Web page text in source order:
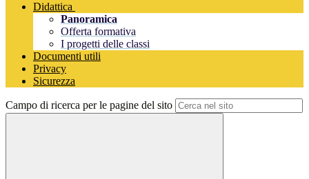
Didattica
Panoramica
Offerta formativa
I progetti delle classi
Documenti utili
Privacy
Sicurezza
Campo di ricerca per le pagine del sito